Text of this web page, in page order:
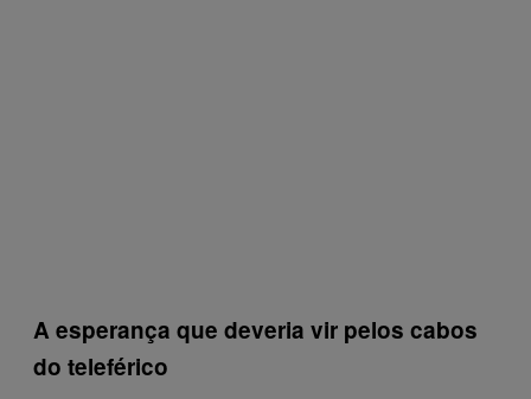
A esperança que deveria vir pelos cabos
do teleférico